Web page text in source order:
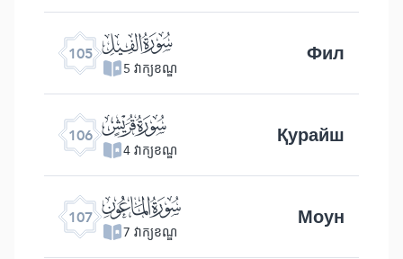
105 ﰖ
5 វាក្យខណ្ឌ Фил
106 ﰗ
4 វាក្យខណ្ឌ Қурайш
107 ﰘ
7 វាក្យខណ្ឌ Моун